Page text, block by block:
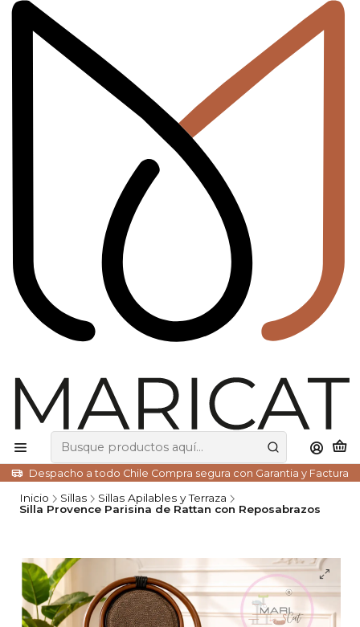
Despacho a todo Chile Compra segura con Garantia y Factura
Inicio Sillas
Sillas Apilables y Terraza
Silla Provence Parisina de Rattan con Reposabrazos